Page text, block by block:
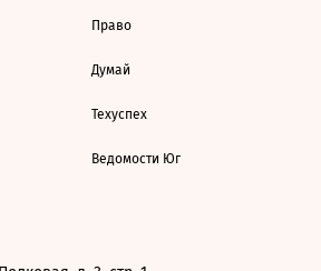
Право
Думай
Техуспех
Ведомости Юг